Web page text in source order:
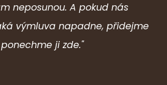
neposunou. A pokud nás
výmluva napadne, přidejme
ji zde."